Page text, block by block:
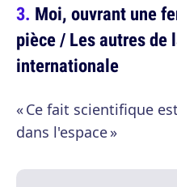
Moi, ouvrant une
pièce / Les autres
internationale
« Ce fait scientifique
dans l'espace »